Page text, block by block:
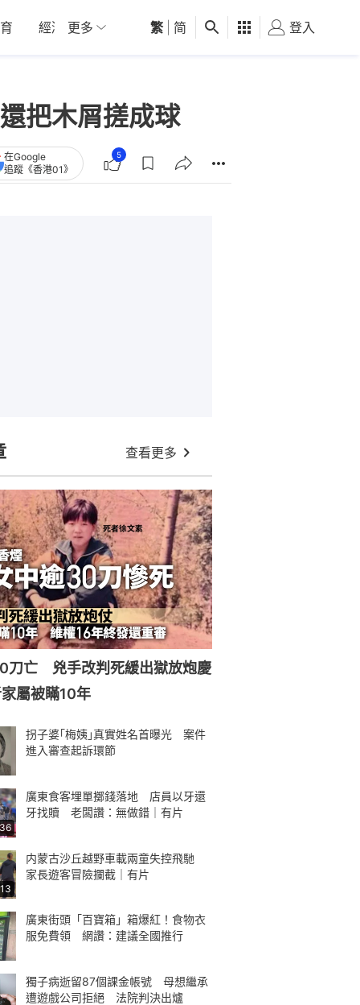
經濟 01深圳 觀點 健康 好食玩飛
更多 繁 简 登入
把木屑搓成球
在Google
追蹤《香港01》
5
查看更多
刀亡 兇手改判死緩出獄放炮慶
屬被瞞10年
拐子婆｢梅姨｣真實姓名首曝光 案件
進入審查起訴環節
廣東食客埋單擲錢落地 店員以牙還
牙找贖 老闆讚：無做錯｜有片
内蒙古沙丘越野車載兩童失控飛馳
家長遊客冒險攔截｜有片
廣東街頭「百寶箱」箱爆紅！食物衣
服免費領 網讚：建議全國推行
獨子病逝留87個課金帳號 母想繼承
遭遊戲公司拒絕 法院判決出爐